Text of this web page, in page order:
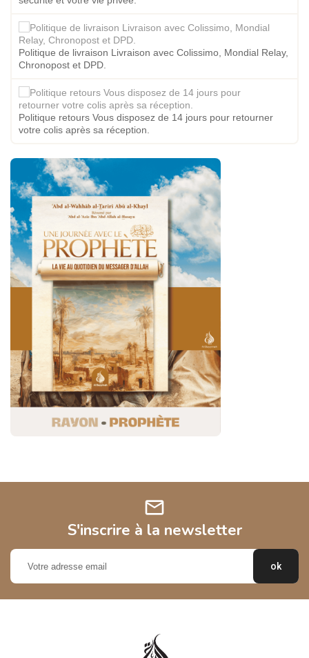
Politique de livraison Livraison avec Colissimo, Mondial Relay,
Chronopost et DPD.
Politique retours Vous disposez de 14 jours pour retourner
votre colis après sa réception.
mail
S'inscrire à la newsletter